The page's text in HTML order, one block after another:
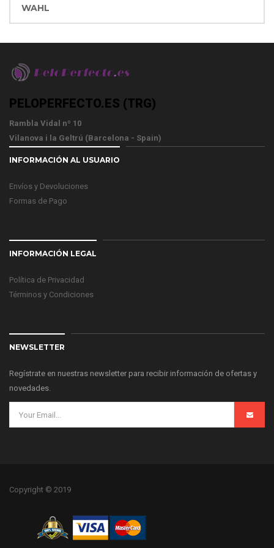
WAHL
PELOPERFECTO.ES (TRG)
Rambla Vidal nº 10
Vilanova i la Geltrú (Barcelona - Spain)
INFORMACIÓN AL USUARIO
Envíos y Devoluciones
Formas de Pago
INFORMACIÓN LEGAL
Política de Privacidad
Términos y Condiciones
NEWSLETTER
Regístrate en nuestras newsletter para recibir información de ofertas y
novedades.
Copyright © 2019